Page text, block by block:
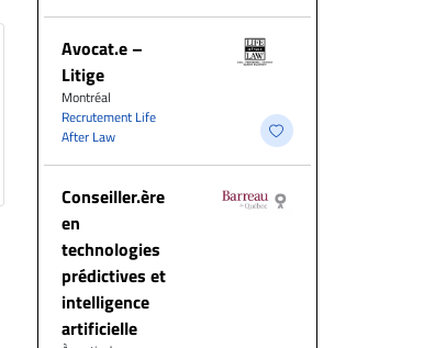
Avocat.e –
Litige
Montréal
Recrutement Life
After Law
Conseiller.ère
en
technologies
prédictives et
intelligence
artificielle